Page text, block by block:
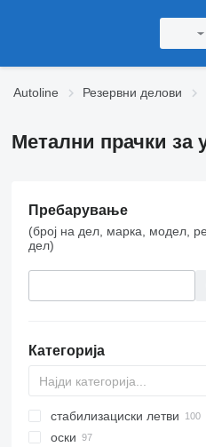
Autoline Резервни делови
Метални прачки за
Пребарување
(број на дел, марка, модел,
дел)
Категорија
стабилизациски летви
оски